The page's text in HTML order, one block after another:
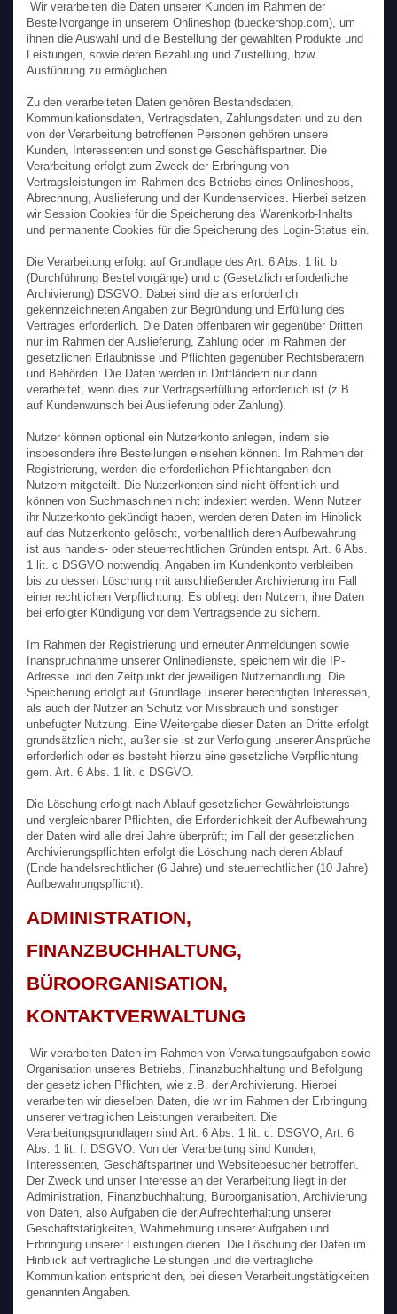
Wir verarbeiten die Daten unserer Kunden im Rahmen der
Bestellvorgänge in unserem Onlineshop (bueckershop.com), um
ihnen die Auswahl und die Bestellung der gewählten Produkte und
Leistungen, sowie deren Bezahlung und Zustellung, bzw.
Ausführung zu ermöglichen.
Zu den verarbeiteten Daten gehören Bestandsdaten,
Kommunikationsdaten, Vertragsdaten, Zahlungsdaten und zu den
von der Verarbeitung betroffenen Personen gehören unsere
Kunden, Interessenten und sonstige Geschäftspartner. Die
Verarbeitung erfolgt zum Zweck der Erbringung von
Vertragsleistungen im Rahmen des Betriebs eines Onlineshops,
Abrechnung, Auslieferung und der Kundenservices. Hierbei setzen
wir Session Cookies für die Speicherung des Warenkorb-Inhalts
und permanente Cookies für die Speicherung des Login-Status ein.
Die Verarbeitung erfolgt auf Grundlage des Art. 6 Abs. 1 lit. b
(Durchführung Bestellvorgänge) und c (Gesetzlich erforderliche
Archivierung) DSGVO. Dabei sind die als erforderlich
gekennzeichneten Angaben zur Begründung und Erfüllung des
Vertrages erforderlich. Die Daten offenbaren wir gegenüber Dritten
nur im Rahmen der Auslieferung, Zahlung oder im Rahmen der
gesetzlichen Erlaubnisse und Pflichten gegenüber Rechtsberatern
und Behörden. Die Daten werden in Drittländern nur dann
verarbeitet, wenn dies zur Vertragserfüllung erforderlich ist (z.B.
auf Kundenwunsch bei Auslieferung oder Zahlung).
Nutzer können optional ein Nutzerkonto anlegen, indem sie
insbesondere ihre Bestellungen einsehen können. Im Rahmen der
Registrierung, werden die erforderlichen Pflichtangaben den
Nutzern mitgeteilt. Die Nutzerkonten sind nicht öffentlich und
können von Suchmaschinen nicht indexiert werden. Wenn Nutzer
ihr Nutzerkonto gekündigt haben, werden deren Daten im Hinblick
auf das Nutzerkonto gelöscht, vorbehaltlich deren Aufbewahrung
ist aus handels- oder steuerrechtlichen Gründen entspr. Art. 6 Abs.
1 lit. c DSGVO notwendig. Angaben im Kundenkonto verbleiben
bis zu dessen Löschung mit anschließender Archivierung im Fall
einer rechtlichen Verpflichtung. Es obliegt den Nutzern, ihre Daten
bei erfolgter Kündigung vor dem Vertragsende zu sichern.
Im Rahmen der Registrierung und erneuter Anmeldungen sowie
Inanspruchnahme unserer Onlinedienste, speichern wir die IP-
Adresse und den Zeitpunkt der jeweiligen Nutzerhandlung. Die
Speicherung erfolgt auf Grundlage unserer berechtigten Interessen,
als auch der Nutzer an Schutz vor Missbrauch und sonstiger
unbefugter Nutzung. Eine Weitergabe dieser Daten an Dritte erfolgt
grundsätzlich nicht, außer sie ist zur Verfolgung unserer Ansprüche
erforderlich oder es besteht hierzu eine gesetzliche Verpflichtung
gem. Art. 6 Abs. 1 lit. c DSGVO.
Die Löschung erfolgt nach Ablauf gesetzlicher Gewährleistungs-
und vergleichbarer Pflichten, die Erforderlichkeit der Aufbewahrung
der Daten wird alle drei Jahre überprüft; im Fall der gesetzlichen
Archivierungspflichten erfolgt die Löschung nach deren Ablauf
(Ende handelsrechtlicher (6 Jahre) und steuerrechtlicher (10 Jahre)
Aufbewahrungspflicht).
ADMINISTRATION,
FINANZBUCHHALTUNG,
BÜROORGANISATION,
KONTAKTVERWALTUNG
Wir verarbeiten Daten im Rahmen von Verwaltungsaufgaben sowie
Organisation unseres Betriebs, Finanzbuchhaltung und Befolgung
der gesetzlichen Pflichten, wie z.B. der Archivierung. Hierbei
verarbeiten wir dieselben Daten, die wir im Rahmen der Erbringung
unserer vertraglichen Leistungen verarbeiten. Die
Verarbeitungsgrundlagen sind Art. 6 Abs. 1 lit. c. DSGVO, Art. 6
Abs. 1 lit. f. DSGVO. Von der Verarbeitung sind Kunden,
Interessenten, Geschäftspartner und Websitebesucher betroffen.
Der Zweck und unser Interesse an der Verarbeitung liegt in der
Administration, Finanzbuchhaltung, Büroorganisation, Archivierung
von Daten, also Aufgaben die der Aufrechterhaltung unserer
Geschäftstätigkeiten, Wahrnehmung unserer Aufgaben und
Erbringung unserer Leistungen dienen. Die Löschung der Daten im
Hinblick auf vertragliche Leistungen und die vertragliche
Kommunikation entspricht den, bei diesen Verarbeitungstätigkeiten
genannten Angaben.